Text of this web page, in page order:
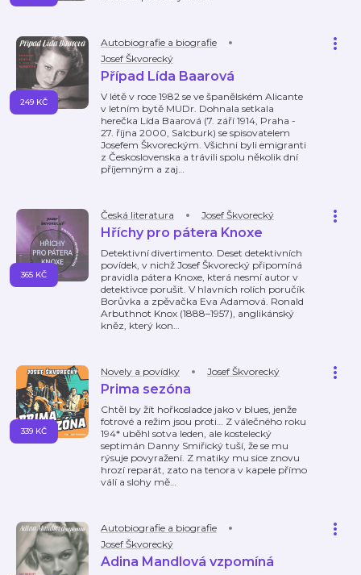
Autobiografie a biografie
Josef Škvorecký
Případ Lída Baarová
V létě v roce 1982 se ve španělském Alicante
v letním bytě MUDr. Dohnala setkala
herečka Lída Baarová (7. září 1914, Praha -
27. října 2000, Salcburk) se spisovatelem
Josefem Škvoreckým. Všichni byli emigranti
z Československa a trávili spolu několik dní
příjemným a zaj…
249 KČ
Česká literatura Josef Škvorecký
Hříchy pro pátera Knoxe
Detektivní divertimento. Deset detektivních
povídek, v nichž Josef Škvorecký připomíná
pravidla pátera Knoxe, která nesmí autor v
detektivce porušit. V hlavních rolích poručík
Borůvka a zpěvačka Eva Adamová. Ronald
Arbuthnot Knox (1888–1957), anglikánský
kněz, který kon…
365 KČ
Novely a povídky Josef Škvorecký
Prima sezóna
Chtěl by žít hořkosladce jako v blues, jenže
fotrové a režim jsou proti… Z válečného roku
194* uběhl sotva leden, ale kostelecký
septimán Danny Smiřický tuší, že se mu
rýsuje povyražení. Z matiky mu sice znovu
hrozí reparát, zato na tenora v kapele přímo
válí a slohy mě…
339 KČ
Autobiografie a biografie
Josef Škvorecký
Adina Mandlová vzpomíná